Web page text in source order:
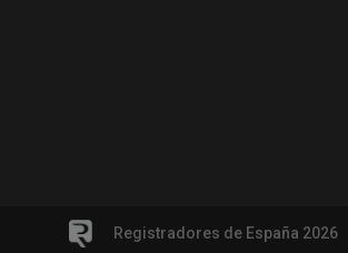
Registradores de España 2026